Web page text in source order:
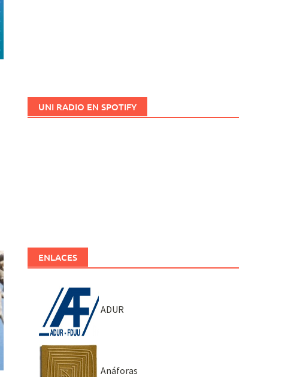
UNI RADIO EN SPOTIFY
ENLACES
ADUR
Anáforas